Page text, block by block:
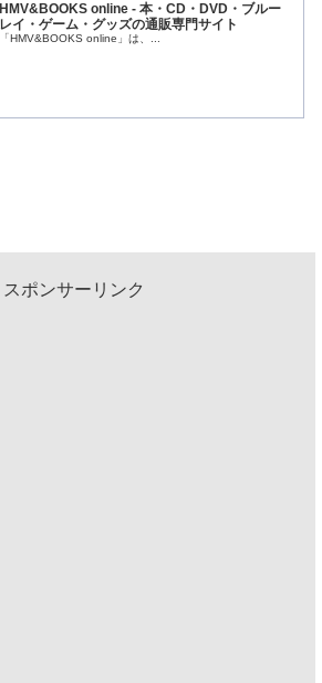
HMV&BOOKS online - 本・CD・DVD・ブルー
レイ・ゲーム・グッズの通販専門サイト
「HMV&BOOKS online」は、...
スポンサーリンク